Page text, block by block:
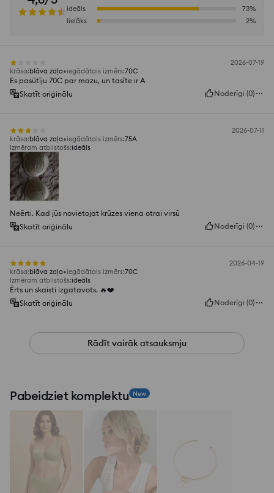
ideāls
73%
lielāks
2%
2026-07-19
krāsa:blāva zaļa iegādātais izmērs:70C
Es pasūtīju 70C par mazu, un tasīte ir A
Skatīt oriģinālu
Noderīgi (0)
2026-07-11
krāsa:blāva zaļa iegādātais izmērs:75A
Izmēram atbilstošs:ideāls
Neērti. Kad jūs novietojat krūzes viena otrai virsū
Skatīt oriģinālu
Noderīgi (0)
2026-04-19
krāsa:blāva zaļa iegādātais izmērs:70C
Izmēram atbilstošs:ideāls
Ērts un skaisti izgatavots. 🔥❤️
Skatīt oriģinālu
Noderīgi (0)
Rādīt vairāk atsauksmju
Pabeidziet komplektu New